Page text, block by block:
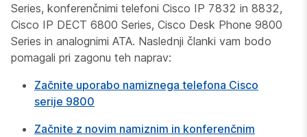
Series, konferenčnimi telefoni Cisco IP 7832 in 8832,
Cisco IP DECT 6800 Series, Cisco Desk Phone 9800
Series in analognimi ATA. Naslednji članki vam bodo
pomagali pri zagonu teh naprav:
Začnite uporabo namiznega telefona Cisco
serije 9800
Začnite z novim namiznim in konferenčnim